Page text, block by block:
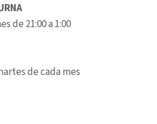
de 21:00 a 1:00
de cada mes